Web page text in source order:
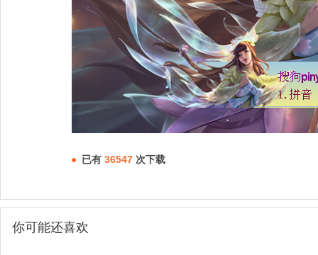
已有 36547 次下载
你可能还喜欢